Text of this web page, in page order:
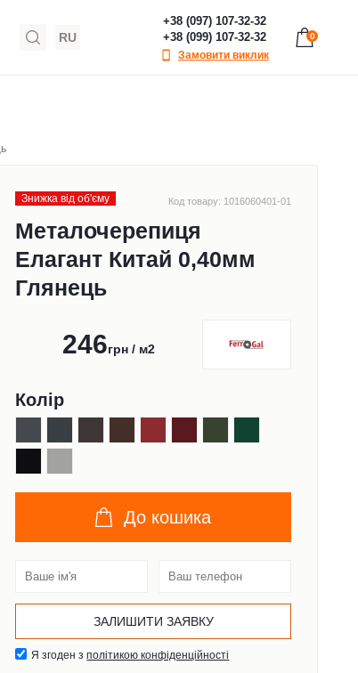
RU
+38 (097) 107-32-32
+38 (099) 107-32-32
Замовити виклик
0
Знижка від обʹєму Код товару: 1016060401-01
Металочерепиця
Елагант Китай 0,40мм
Глянець
246грн / м2
Колір
До кошика
Я згоден зполітикою конфіденційності